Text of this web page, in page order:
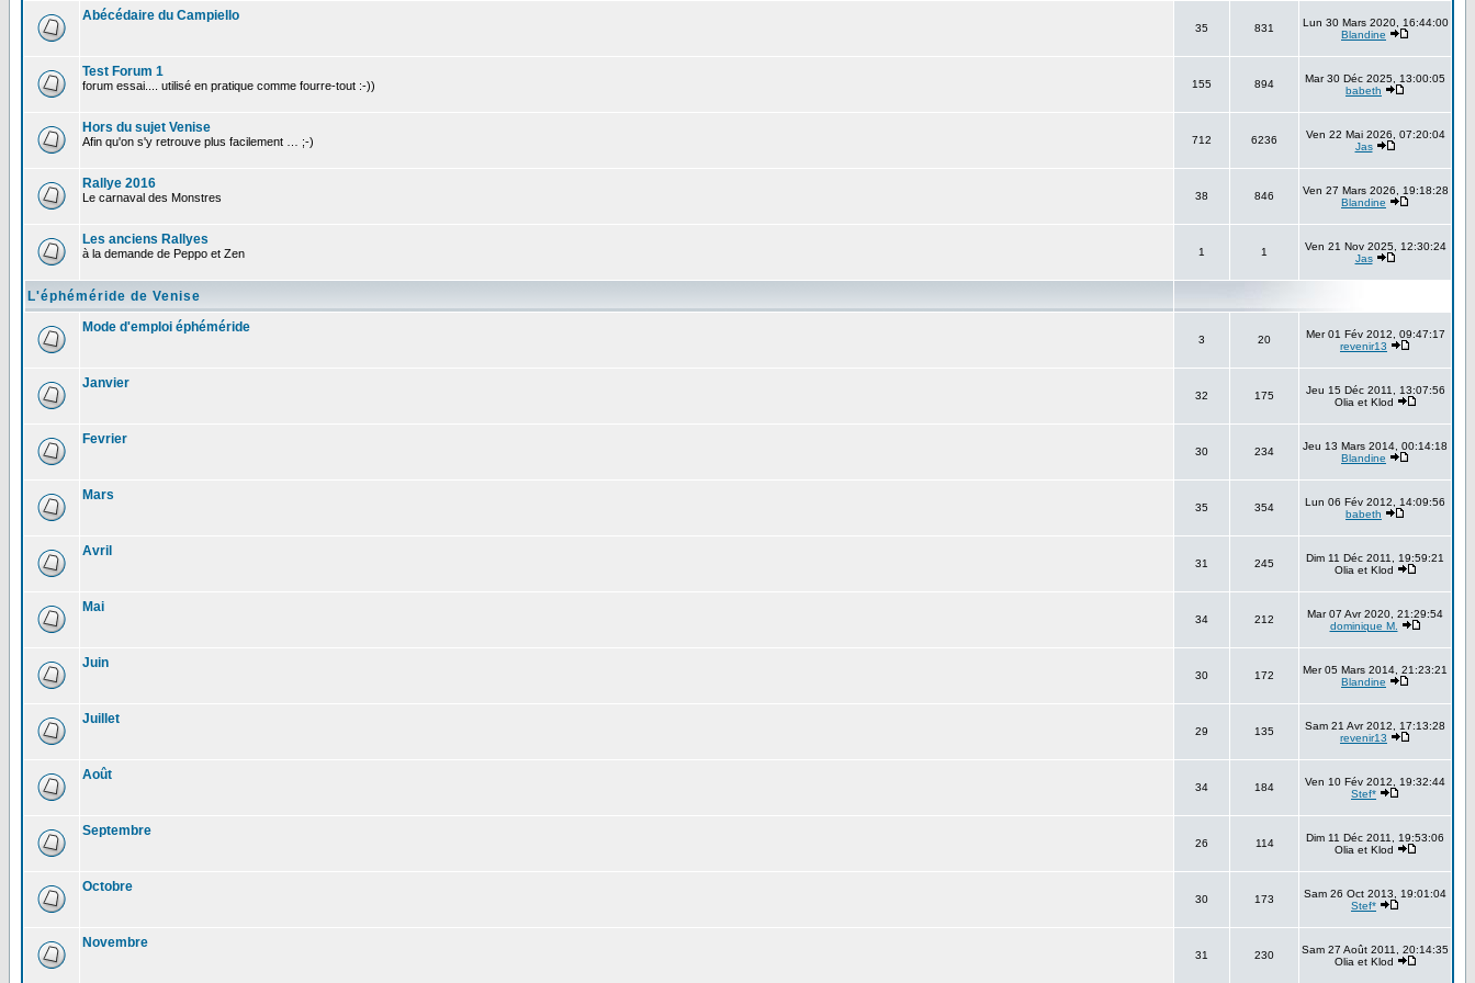
Abécédaire du Campiello
35 831
Lun 30 Mars 2020, 16:44:00
Blandine
Test Forum 1
forum essai.... utilisé en pratique comme fourre-tout :-)) 155 894
Mar 30 Déc 2025, 13:00:05
babeth
Hors du sujet Venise
Afin qu'on s'y retrouve plus facilement … ;-) 712 6236
Ven 22 Mai 2026, 07:20:04
Jas
Rallye 2016
Le carnaval des Monstres 38 846
Ven 27 Mars 2026, 19:18:28
Blandine
Les anciens Rallyes
à la demande de Peppo et Zen 1 1
Ven 21 Nov 2025, 12:30:24
Jas
L'éphéméride de Venise
Mode d'emploi éphéméride
3 20
Mer 01 Fév 2012, 09:47:17
revenir13
Janvier
32 175
Jeu 15 Déc 2011, 13:07:56
Olia et Klod
Fevrier
30 234
Jeu 13 Mars 2014, 00:14:18
Blandine
Mars
35 354
Lun 06 Fév 2012, 14:09:56
babeth
Avril
31 245
Dim 11 Déc 2011, 19:59:21
Olia et Klod
Mai
34 212
Mar 07 Avr 2020, 21:29:54
dominique M.
Juin
30 172
Mer 05 Mars 2014, 21:23:21
Blandine
Juillet
29 135
Sam 21 Avr 2012, 17:13:28
revenir13
Août
34 184
Ven 10 Fév 2012, 19:32:44
Stef*
Septembre
26 114
Dim 11 Déc 2011, 19:53:06
Olia et Klod
Octobre
30 173
Sam 26 Oct 2013, 19:01:04
Stef*
Novembre
31 230
Sam 27 Août 2011, 20:14:35
Olia et Klod